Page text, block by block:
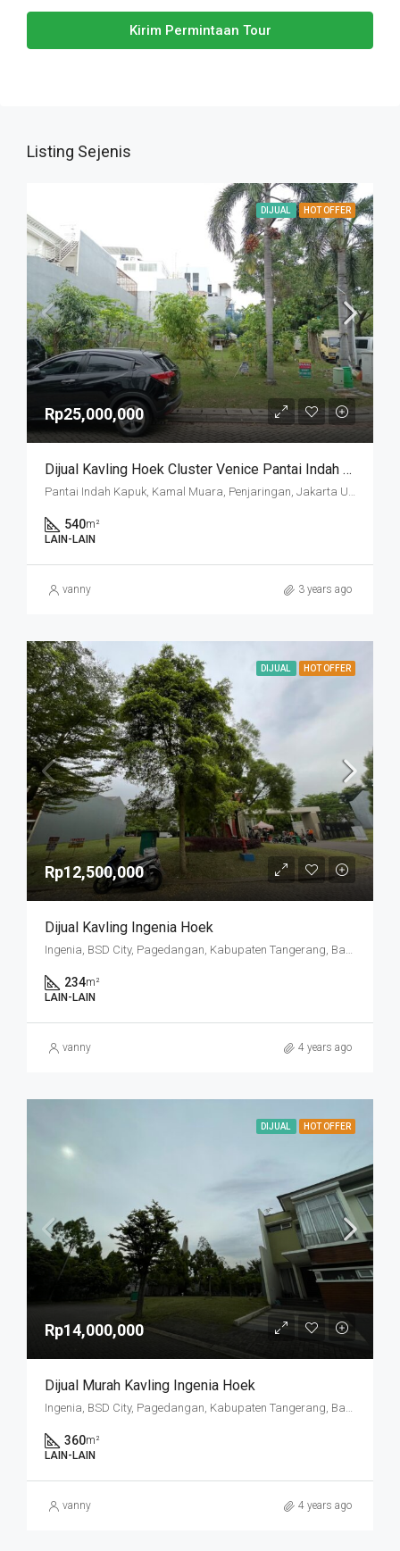
Kirim Permintaan Tour
Listing Sejenis
DIJUAL HOT OFFER
Rp25,000,000
Dijual Kavling Hoek Cluster Venice Pantai Indah Kapuk
Pantai Indah Kapuk, Kamal Muara, Penjaringan, Jakarta Utara, Daerah Khusus Ibukota Jakarta, 14470, Indonesia
540m²
LAIN-LAIN
vanny 3 years ago
DIJUAL HOT OFFER
Rp12,500,000
Dijual Kavling Ingenia Hoek
Ingenia, BSD City, Pagedangan, Kabupaten Tangerang, Banten, Indonesia
234m²
LAIN-LAIN
vanny 4 years ago
DIJUAL HOT OFFER
Rp14,000,000
Dijual Murah Kavling Ingenia Hoek
Ingenia, BSD City, Pagedangan, Kabupaten Tangerang, Banten, Indonesia
360m²
LAIN-LAIN
vanny 4 years ago